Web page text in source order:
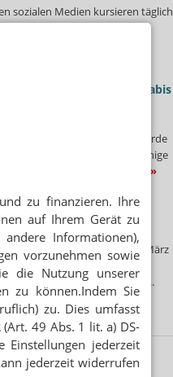
zu finanzieren. Ihre
auf Ihrem Gerät zu
Informationen),
vorzunehmen sowie
die Nutzung unserer
zu können.Indem Sie
zu. Dies umfasst
49 Abs. 1 lit. a) DS-
Einstellungen jederzeit
jederzeit widerrufen
sozialen Medien kursieren täglich
ist ein neuer Hype um
Ab morgen kein Cannabis
(BStabG) wurde
veröffentlicht. Einige
»
verbietet Rezepturen im
Urteil des
(BVerwG) vom März
für den Praxis- und
tot. Stellen Apotheken...